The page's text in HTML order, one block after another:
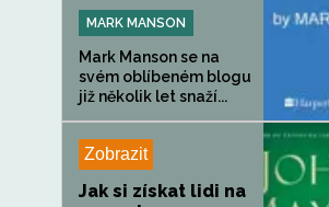
MARK MANSON
Mark Manson se na
svém oblíbeném blogu
již několik let snaží...
Zobrazit
Jak si získat lidi na